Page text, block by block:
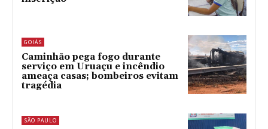
GOIÁS
Caminhão pega fogo durante
serviço em Uruaçu e incêndio
ameaça casas; bombeiros evitam
tragédia
SÃO PAULO